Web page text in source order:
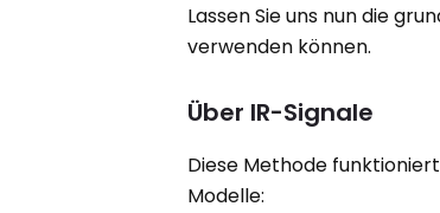
Lassen Sie uns nun die
verwenden können.
Über IR-Signale
Diese Methode
Modelle: